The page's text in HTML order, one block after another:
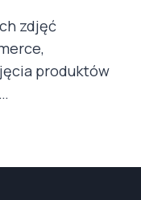
zdjęć
produktów